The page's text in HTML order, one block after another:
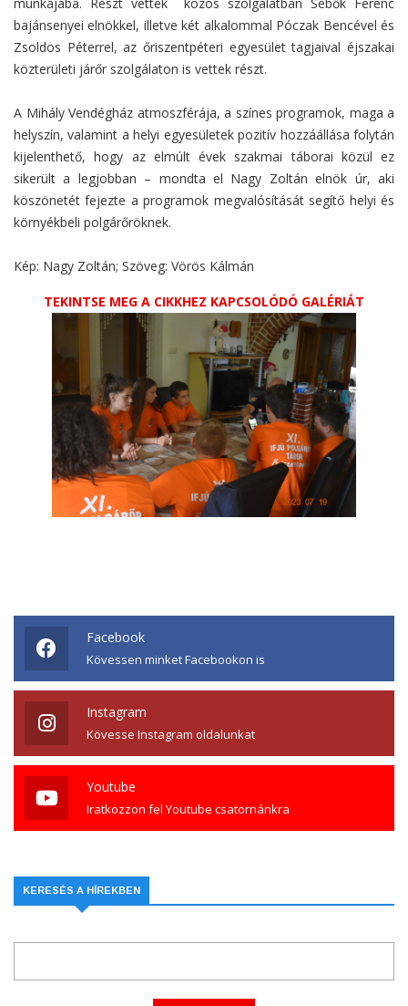
bajánsenyei elnökkel, illetve két alkalommal Póczak Bencével és
Zsoldos Péterrel, az őriszentpéteri egyesület tagjaival éjszakai
közterületi járőr szolgálaton is vettek részt.
A Mihály Vendégház atmoszférája, a színes programok, maga a
helyszín, valamint a helyi egyesületek pozitív hozzáállása folytán
kijelenthető, hogy az elmúlt évek szakmai táborai közül ez
sikerült a legjobban – mondta el Nagy Zoltán elnök úr, aki
köszönetét fejezte a programok megvalósítását segítő helyi és
környékbeli polgárőröknek.
Kép: Nagy Zoltán; Szöveg: Vörös Kálmán
TEKINTSE MEG A CIKKHEZ KAPCSOLÓDÓ GALÉRIÁT
Facebook
Kövessen minket Facebookon is
Instagram
Kövesse Instagram oldalunkat
Youtube
Iratkozzon fel Youtube csatornánkra
KERESÉS A HÍREKBEN